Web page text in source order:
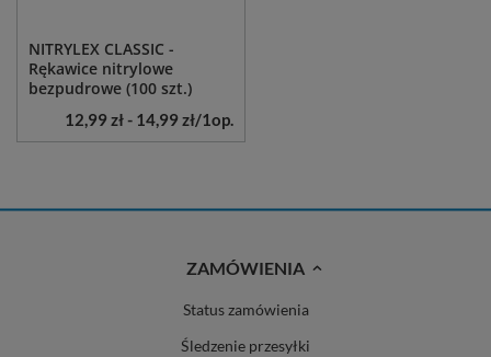
NITRYLEX CLASSIC -
Rękawice nitrylowe
bezpudrowe (100 szt.)
12,99 zł- 14,99 zł/1op.
ZAMÓWIENIA
Status zamówienia
Śledzenie przesyłki